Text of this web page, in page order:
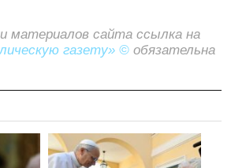
материалов сайта ссылка на
газету» © обязательна